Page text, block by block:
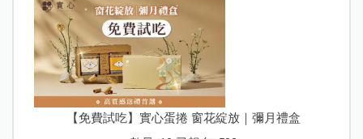
【免費試吃】實心蛋捲 窗花綻放｜彌月禮盒